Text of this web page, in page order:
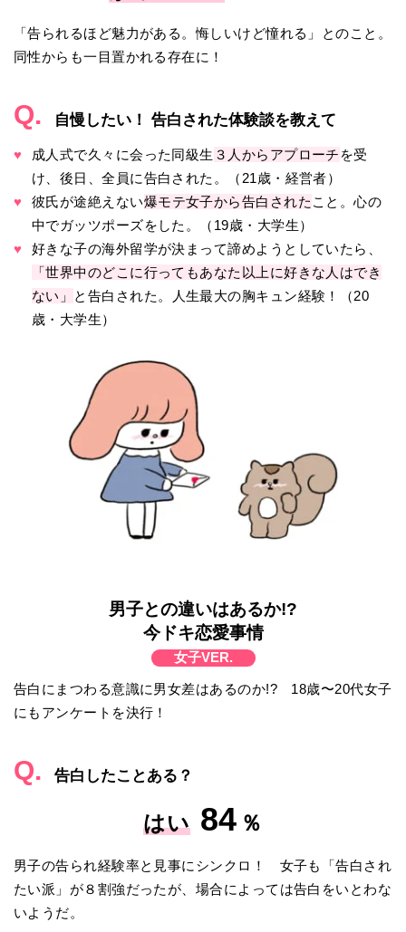
「告られるほど魅力がある。悔しいけど憧れる」とのこと。
同性からも一目置かれる存在に！
Q. 自慢したい！ 告白された体験談を教えて
♥ 成人式で久々に会った同級生 ３人からアプローチ を受
け、後日、全員に告白された。（21歳・経営者）
♥
彼氏が途絶えない爆モテ女子から告白された こと。心の
中でガッツポーズをした。（19歳・大学生）
♥
好きな子の海外留学が決まって諦めようとしていたら、
「世界中のどこに行ってもあなた以上に好きな人はでき
ない」 と告白された。人生最大の胸キュン経験！（20
歳・大学生）
男子との違いはあるか!?
今ドキ恋愛事情
女子VER.
告白にまつわる意識に男女差はあるのか!? 18歳〜20代女子
にもアンケートを決行！
Q. 告白したことある？
はい 84 ％
男子の告られ経験率と見事にシンクロ！ 女子も「告白され
たい派」が８割強だったが、場合によっては告白をいとわな
いようだ。